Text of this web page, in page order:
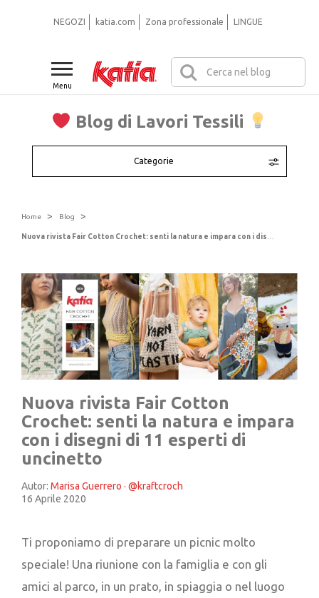
Menu
Blog di Lavori Tessili
Categorie
NEGOZI katia.com Zona professionale LINGUE
Home > Blog >
Nuova rivista Fair Cotton
Crochet: senti la natura e impara
con i disegni di 11 esperti di
uncinetto
Autor: Marisa Guerrero · @kraftcroch
16 Aprile 2020
Ti proponiamo di preparare un picnic molto
speciale! Una riunione con la famiglia e con gli
amici al parco, in un prato, in spiaggia o nel luogo